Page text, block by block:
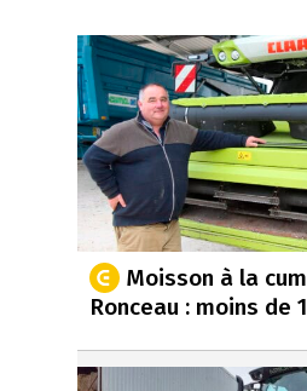
Moisson à la
Ronceau : moins de